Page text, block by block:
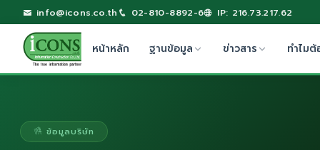
info@icons.co.th 02-810-8892-6 IP: 216.73.217.62
หน้าหลัก ฐานข้อมูล ข่าวสาร ทำไมต้
ข้อมูลบริษัท